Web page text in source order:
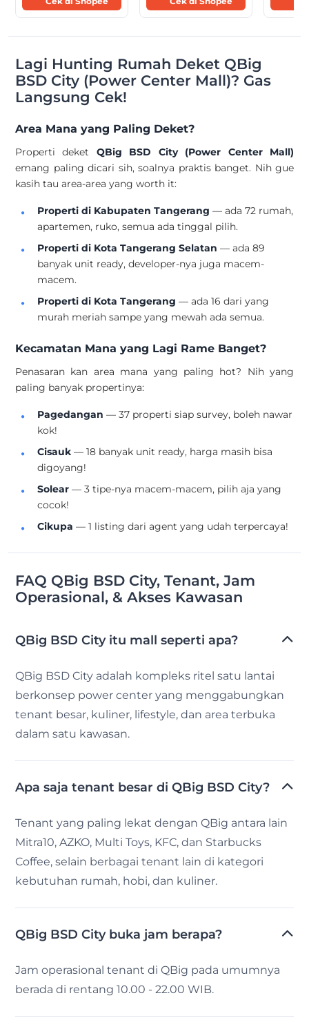
Lagi Hunting Rumah Deket QBig
BSD City (Power Center Mall)? Gas
Langsung Cek!
Area Mana yang Paling Deket?
Properti deket QBig BSD City (Power Center Mall)
emang paling dicari sih, soalnya praktis banget. Nih gue
kasih tau area-area yang worth it:
Properti di Kabupaten Tangerang — ada 72 rumah,
apartemen, ruko, semua ada tinggal pilih.
Properti di Kota Tangerang Selatan — ada 89
banyak unit ready, developer-nya juga macem-
macem.
Properti di Kota Tangerang — ada 16 dari yang
murah meriah sampe yang mewah ada semua.
Kecamatan Mana yang Lagi Rame Banget?
Penasaran kan area mana yang paling hot? Nih yang
paling banyak propertinya:
Pagedangan — 37 properti siap survey, boleh nawar
kok!
Cisauk — 18 banyak unit ready, harga masih bisa
digoyang!
Solear — 3 tipe-nya macem-macem, pilih aja yang
cocok!
Cikupa — 1 listing dari agent yang udah terpercaya!
FAQ QBig BSD City, Tenant, Jam
Operasional, & Akses Kawasan
QBig BSD City itu mall seperti apa?
QBig BSD City adalah kompleks ritel satu lantai
berkonsep power center yang menggabungkan
tenant besar, kuliner, lifestyle, dan area terbuka
dalam satu kawasan.
Apa saja tenant besar di QBig BSD City?
Tenant yang paling lekat dengan QBig antara lain
Mitra10, AZKO, Multi Toys, KFC, dan Starbucks
Coffee, selain berbagai tenant lain di kategori
kebutuhan rumah, hobi, dan kuliner.
QBig BSD City buka jam berapa?
Jam operasional tenant di QBig pada umumnya
berada di rentang 10.00 - 22.00 WIB.